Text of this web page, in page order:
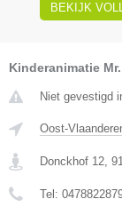
BEKIJK
Kinderanimatie
Niet gevestigd
Oost-
Donckhof 12,
Tel: